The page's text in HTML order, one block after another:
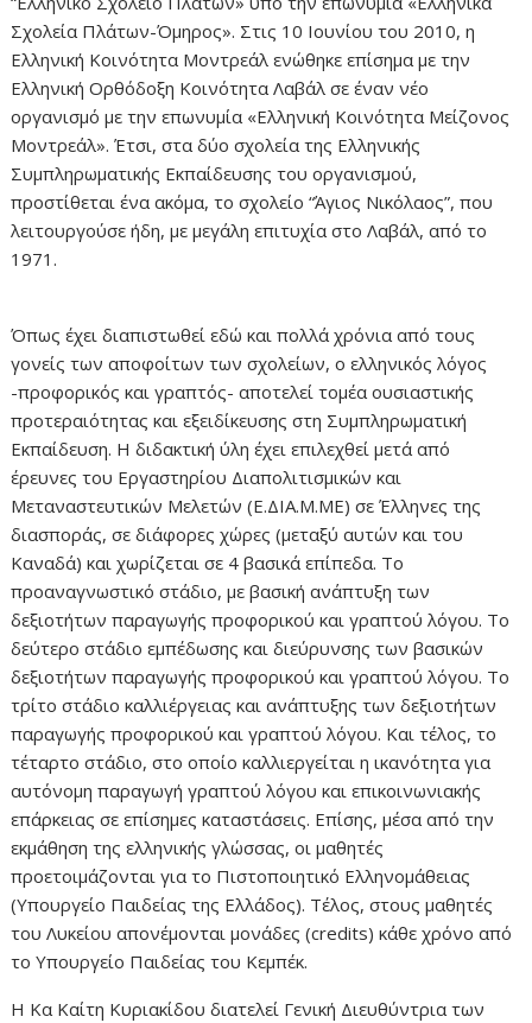
Σχολεία Πλάτων-Όμηρος». Στις 10 Ιουνίου του 2010, η
Ελληνική Κοινότητα Μοντρεάλ ενώθηκε επίσημα με την
Ελληνική Ορθόδοξη Κοινότητα Λαβάλ σε έναν νέο
οργανισμό με την επωνυμία «Ελληνική Κοινότητα Μείζονος
Μοντρεάλ». Έτσι, στα δύο σχολεία της Ελληνικής
Συμπληρωματικής Εκπαίδευσης του οργανισμού,
προστίθεται ένα ακόμα, το σχολείο “Άγιος Νικόλαος”, που
λειτουργούσε ήδη, με μεγάλη επιτυχία στο Λαβάλ, από το
1971.
Όπως έχει διαπιστωθεί εδώ και πολλά χρόνια από τους
γονείς των αποφοίτων των σχολείων, ο ελληνικός λόγος
-προφορικός και γραπτός- αποτελεί τομέα ουσιαστικής
προτεραιότητας και εξειδίκευσης στη Συμπληρωματική
Εκπαίδευση. Η διδακτική ύλη έχει επιλεχθεί μετά από
έρευνες του Εργαστηρίου Διαπολιτισμικών και
Μεταναστευτικών Μελετών (Ε.ΔΙΑ.Μ.ΜΕ) σε Έλληνες της
διασποράς, σε διάφορες χώρες (μεταξύ αυτών και του
Καναδά) και χωρίζεται σε 4 βασικά επίπεδα. Το
προαναγνωστικό στάδιο, με βασική ανάπτυξη των
δεξιοτήτων παραγωγής προφορικού και γραπτού λόγου. Το
δεύτερο στάδιο εμπέδωσης και διεύρυνσης των βασικών
δεξιοτήτων παραγωγής προφορικού και γραπτού λόγου. Το
τρίτο στάδιο καλλιέργειας και ανάπτυξης των δεξιοτήτων
παραγωγής προφορικού και γραπτού λόγου. Και τέλος, το
τέταρτο στάδιο, στο οποίο καλλιεργείται η ικανότητα για
αυτόνομη παραγωγή γραπτού λόγου και επικοινωνιακής
επάρκειας σε επίσημες καταστάσεις. Επίσης, μέσα από την
εκμάθηση της ελληνικής γλώσσας, οι μαθητές
προετοιμάζονται για το Πιστοποιητικό Ελληνομάθειας
(Υπουργείο Παιδείας της Ελλάδος). Τέλος, στους μαθητές
του Λυκείου απονέμονται μονάδες (credits) κάθε χρόνο από
το Υπουργείο Παιδείας του Κεμπέκ.
Η Κα Καίτη Κυριακίδου διατελεί Γενική Διευθύντρια των